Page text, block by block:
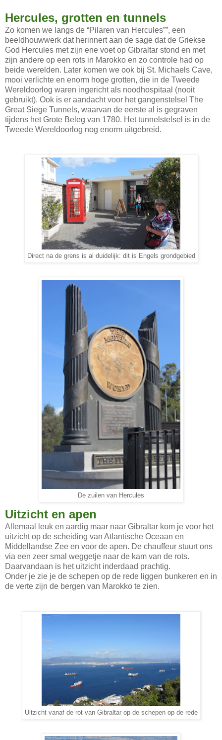
Hercules, grotten en tunnels
Zo komen we langs de “Pilaren van Hercules””, een
beeldhouwwerk dat herinnert aan de sage dat de Griekse
God Hercules met zijn ene voet op Gibraltar stond en met
zijn andere op een rots in Marokko en zo controle had op
beide werelden. Later komen we ook bij St. Michaels Cave,
mooi verlichte en enorm hoge grotten, die in de Tweede
Wereldoorlog waren ingericht als noodhospitaal (nooit
gebruikt). Ook is er aandacht voor het gangenstelsel The
Great Siege Tunnels, waarvan de eerste al is gegraven
tijdens het Grote Beleg van 1780. Het tunnelstelsel is in de
Tweede Wereldoorlog nog enorm uitgebreid.
Direct na de grens is al duidelijk: dit is Engels grondgebied
De zuilen van Hercules
Uitzicht en apen
Allemaal leuk en aardig maar naar Gibraltar kom je voor het
uitzicht op de scheiding van Atlantische Oceaan en
Middellandse Zee en voor de apen. De chauffeur stuurt ons
via een zeer smal weggetje naar de kam van de rots.
Daarvandaan is het uitzicht inderdaad prachtig.
Onder je zie je de schepen op de rede liggen bunkeren en in
de verte zijn de bergen van Marokko te zien.
Uitzicht vanaf de rot van Gibraltar op de schepen op de rede